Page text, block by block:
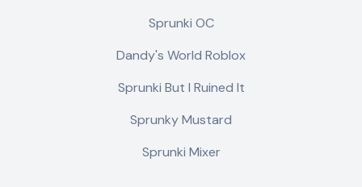
Sprunki OC
Dandy's World Roblox
Sprunki But I Ruined It
Sprunky Mustard
Sprunki Mixer